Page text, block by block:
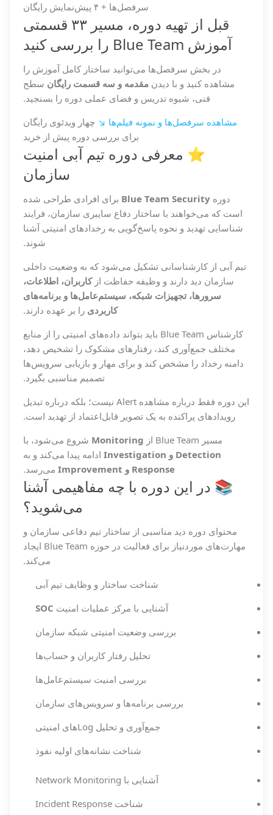
سرفصل‌ها + ۴ پیش‌نمایش رایگان
قبل از تهیه دوره، مسیر ۳۳ قسمتی
آموزش Blue Team را بررسی کنید
در بخش سرفصل‌ها می‌توانید ساختار کامل آموزش را
مشاهده کنید و با دیدنمقدمه و سه قسمت رایگان سطح
فنی، شیوه تدریس و فضای عملی دوره را بسنجید.
مشاهده سرفصل‌ها و نمونه فیلم‌ها ↘ چهار ویدئوی رایگان
برای بررسی دوره پیش از خرید
⭐ معرفی دوره تیم آبی امنیت
سازمان
دورهBlue Team Security برای افرادی طراحی شده
است که می‌خواهند با ساختار دفاع سایبری سازمان، فرایند
شناسایی تهدید و نحوه پاسخ‌گویی به رخدادهای امنیتی آشنا
شوند.
تیم آبی از کارشناسانی تشکیل می‌شود که به وضعیت داخلی
سازمان دید دارند و وظیفه حفاظت ازکاربران، اطلاعات،
سرورها، تجهیزات شبکه، سیستم‌عامل‌ها و برنامه‌های
کاربردی را بر عهده دارند.
کارشناس Blue Team باید بتواند داده‌های امنیتی را از منابع
مختلف جمع‌آوری کند، رفتارهای مشکوک را تشخیص دهد،
دامنه رخداد را مشخص کند و برای مهار و بازیابی سرویس‌ها
تصمیم مناسبی بگیرد.
این دوره فقط درباره مشاهده Alert نیست؛ بلکه درباره تبدیل
رویدادهای پراکنده به یک تصویر قابل‌اعتماد از تهدید است.
مسیر Blue Team از
Monitoring شروع می‌شود، با
Detection و Investigation
ادامه پیدا می‌کند و به
Response و Improvement
می‌رسد.
📚 در این دوره با چه مفاهیمی آشنا
می‌شوید؟
محتوای دوره دید مناسبی از ساختار تیم دفاعی سازمان و
مهارت‌های موردنیاز برای فعالیت در حوزه Blue Team ایجاد
می‌کند.
شناخت ساختار و وظایف تیم آبی
آشنایی با مرکز عملیات امنیت SOC
بررسی وضعیت امنیتی شبکه سازمان
تحلیل رفتار کاربران و حساب‌ها
بررسی امنیت سیستم‌عامل‌ها
بررسی برنامه‌ها و سرویس‌های سازمان
جمع‌آوری و تحلیل Logهای امنیتی
شناخت نشانه‌های اولیه نفوذ
آشنایی با Network Monitoring
شناخت Incident Response